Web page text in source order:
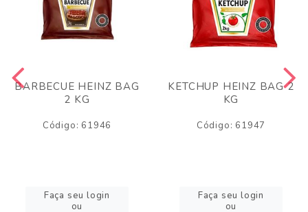
BARBECUE HEINZ BAG
2 KG
Código: 61946
Faça seu login
ou
KETCHUP HEINZ BAG 2
KG
Código: 61947
Faça seu login
ou